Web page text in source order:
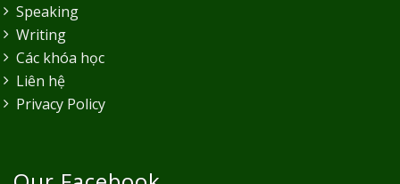
Speaking
Writing
Các khóa học
Liên hệ
Privacy Policy